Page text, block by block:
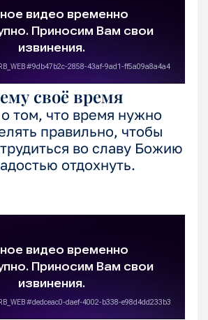
своё время
том, что время нужно
правильно, чтобы
во славу Божию
отдохнуть.